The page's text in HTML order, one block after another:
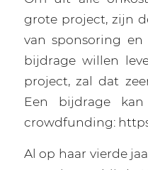
grote project, zijn
van sponsoring
bijdrage willen
project, zal dat
Een bijdrage
crowdfunding:
Al op haar vierde